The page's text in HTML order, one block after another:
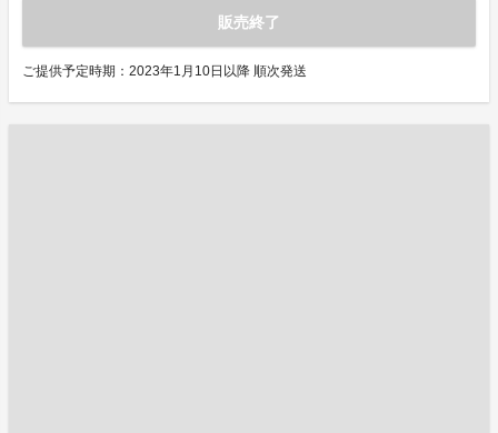
販売終了
ご提供予定時期：2023年1月10日以降 順次発送